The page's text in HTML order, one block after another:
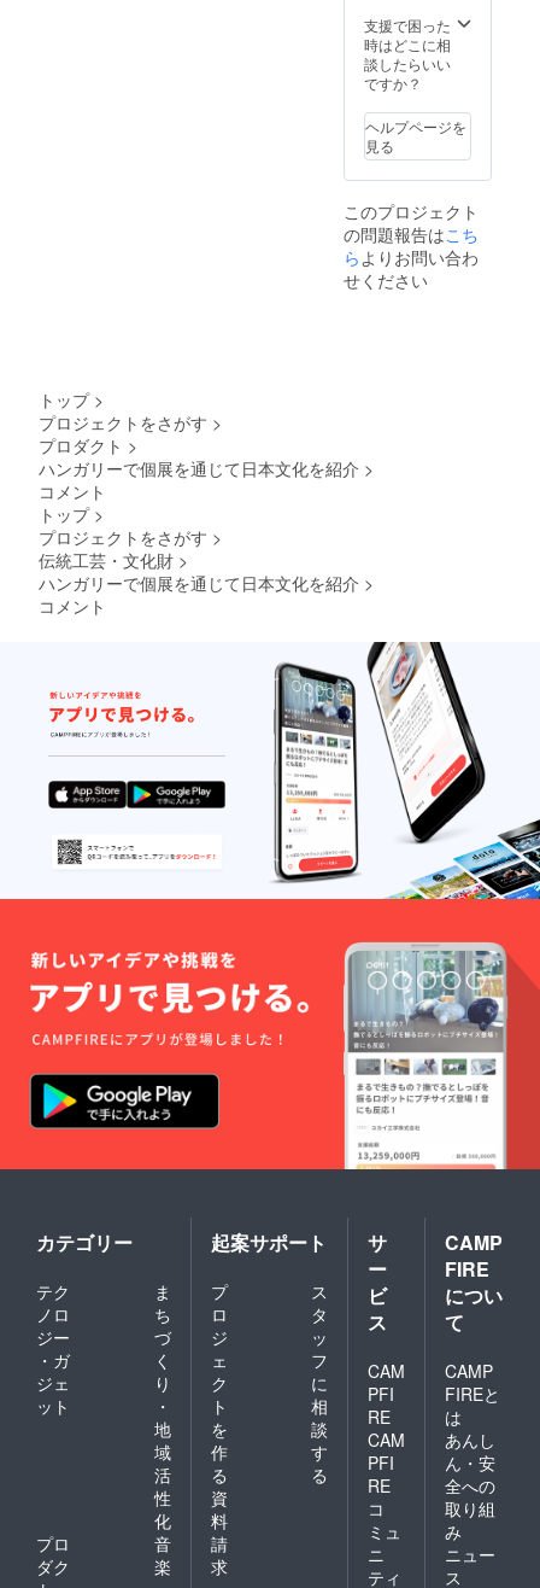
Ceramic
Studio
,Kecskemet,
Hungary- I
started my
Mashiko on
2015.
I felt in love
with the
porcelain
complete my
process my
own clay and
fire in wood
kiln, by using
the glazes I
make myself
from local
ingredients
(rice husk,
rice stam).
mix old
traditional
forms with
my own
shapes
intuitively.
For me the
clay I’m
working
following it’s
carachter
and nature I
compose the
(functional or
abstract),
and use the
glazes on
them.
g to
everyo
ne’s
place
support
ed me.
Since
the
n is
hand
shaped,
every
piece is
色や形
に違い
があり
ます。
*The
photos
are
sample.
*Since
the
OjizoSa
hand
shaped,
differen
ces in
colors
and
shapes.
san,
which
I’m
going to
my
wood
kiln in
Septem
With
my
Ojizo
San I
would
n is
hand
shaped,
every
piece is
unique.
It will be
a
surpris
e what
the
support
ers
receive
プルで
す。 *お
地蔵さ
んは手
作りの
色や形
に違い
があり
ます。
photos
*Since
OjizoSa
hand
shaped,
there
differen
ces in
colors
shapes.
OjizoSa
n
(approx
. 15cm)
postcar
d
Everyb
ody
going to
support
me I’m
going to
send a
would
like to
bring
warm
atmosp
here
and
blessin
g to
everyo
ne’s
place
who
support
the
OjizoSa
n is
hand
shaped,
every
piece is
unique.
It will be
a
e what
ers
receive
はサン
プルで
す。 *お
地蔵さ
作りの
ため、
色や形
に違い
があり
ます。
*The
photos
sample.
*Since
支援で困った
時はどこに相
談したらいい
ですか？
ヘルプページを
見る
このプロジェクト
の問題報告はこち
ら よりお問い合わ
せください
トップ >
プロジェクトをさがす >
プロダクト >
ハンガリーで個展を通じて日本文化を紹介 >
コメント
トップ >
プロジェクトをさがす >
伝統工芸・文化財 >
ハンガリーで個展を通じて日本文化を紹介 >
コメント
カテゴリー
テク
ノロ
ジー
・ガ
ジェ
ット
ま
ち
づ
く
り
・
地
域
活
性
化
プロ
ダク
音
楽
起案サポート
プ
ロ
ジ
ェ
ク
ト
を
作
る
ス
タ
ッ
フ
に
相
談
す
る
資
料
請
求
サ
ー
ビ
ス
CAM
PFI
RE
CAM
PFI
RE
コ
ミュ
ニ
ティ
CAMP
FIRE
につい
て
CAMP
FIREと
は
あんし
ん・安
全への
取り組
み
ニュー
ス